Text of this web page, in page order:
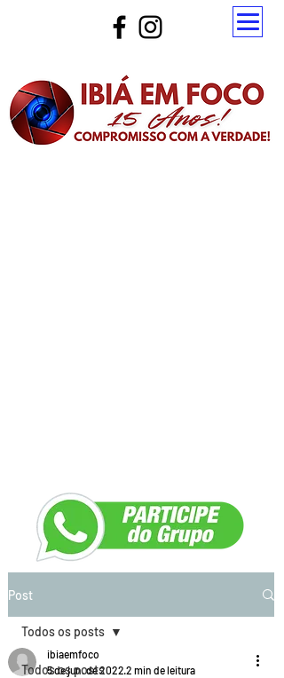
Post
Todos os posts
Todos os posts
ibiaemfoco
5 de jun. de 2022 2 min de leitura